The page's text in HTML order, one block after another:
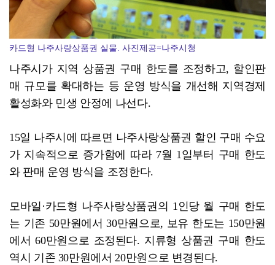
카드형 나주사랑상품권 실물. 사진제공=나주시청
나주시가 지역 상품권 구매 한도를 조정하고, 할인판
매 규모를 확대하는 등 운영 방식을 개선해 지역경제
활성화와 민생 안정에 나선다.
15일 나주시에 따르면 나주사랑상품권 할인 구매 수요
가 지속적으로 증가함에 따라 7월 1일부터 구매 한도
와 판매 운영 방식을 조정한다.
모바일·카드형 나주사랑상품권의 1인당 월 구매 한도
는 기존 50만원에서 30만원으로, 보유 한도는 150만원
에서 60만원으로 조정된다. 지류형 상품권 구매 한도
역시 기존 30만원에서 20만원으로 변경된다.